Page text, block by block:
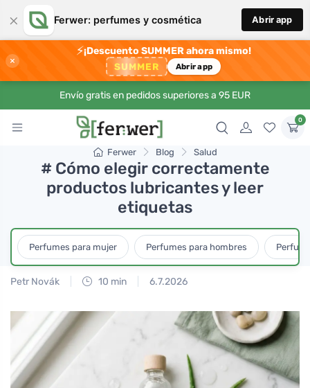
× Ferwer: perfumes y cosmética Abrir app
×
⚡¡Descuento SUMMER ahora mismo!
SUMMER Abrir app
Envío gratis en pedidos superiores a 95 EUR
0
Ferwer Blog Salud
# Cómo elegir correctamente
productos lubricantes y leer
etiquetas
Perfumes para mujer Perfumes para hombres
Petr Novák 10 min 6.7.2026